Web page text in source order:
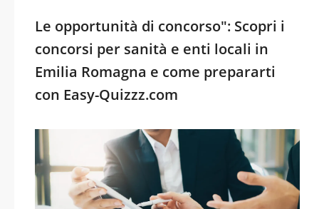
Le opportunità di concorso": Scopri i
concorsi per sanità e enti locali in
Emilia Romagna e come prepararti
con Easy-Quizzz.com